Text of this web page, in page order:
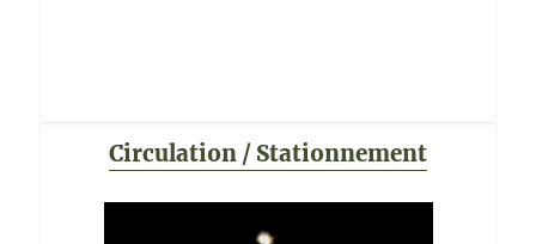
Circulation / Stationnement